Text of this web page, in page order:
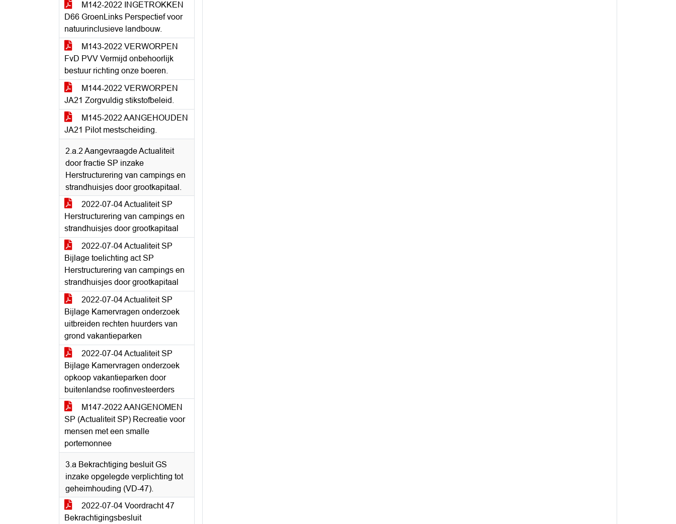
M142-2022 INGETROKKEN
D66 GroenLinks Perspectief voor
natuurinclusieve landbouw.
M143-2022 VERWORPEN
FvD PVV Vermijd onbehoorlijk
bestuur richting onze boeren.
M144-2022 VERWORPEN
JA21 Zorgvuldig stikstofbeleid.
M145-2022 AANGEHOUDEN
JA21 Pilot mestscheiding.
2.a.2 Aangevraagde Actualiteit
door fractie SP inzake
Herstructurering van campings en
strandhuisjes door grootkapitaal.
2022-07-04 Actualiteit SP
Herstructurering van campings en
strandhuisjes door grootkapitaal
2022-07-04 Actualiteit SP
Bijlage toelichting act SP
Herstructurering van campings en
strandhuisjes door grootkapitaal
2022-07-04 Actualiteit SP
Bijlage Kamervragen onderzoek
uitbreiden rechten huurders van
grond vakantieparken
2022-07-04 Actualiteit SP
Bijlage Kamervragen onderzoek
opkoop vakantieparken door
buitenlandse roofinvesteerders
M147-2022 AANGENOMEN
SP (Actualiteit SP) Recreatie voor
mensen met een smalle
portemonnee
3.a Bekrachtiging besluit GS
inzake opgelegde verplichting tot
geheimhouding (VD-47).
2022-07-04 Voordracht 47
Bekrachtigingsbesluit